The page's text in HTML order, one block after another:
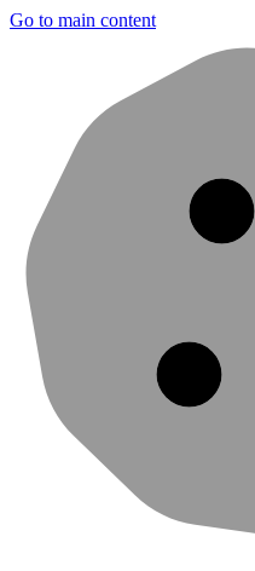
Go to main content